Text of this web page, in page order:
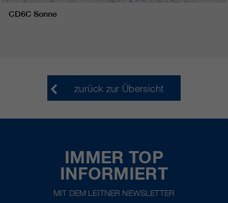
CD6C Sonne
zurück zur Übersicht
IMMER TOP
INFORMIERT
MIT DEM LEITNER NEWSLETTER